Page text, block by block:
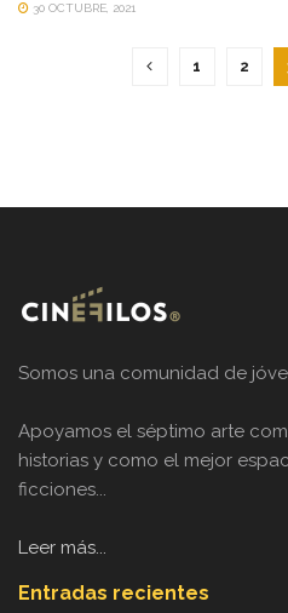
30 OCTUBRE, 2021
1 2
Somos una comunidad de
Apoyamos el séptimo arte
historias y como el mejor
ficciones...
Leer más...
Entradas recientes